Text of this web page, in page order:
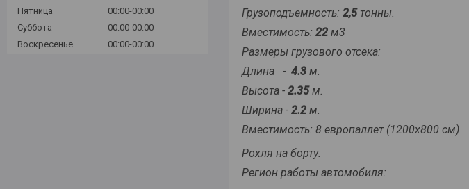
Грузоподъемность: 2,5тонны.
Вместимость: 22 м3
Размеры грузового отсека:
Длина - 4.3 м.
Высота - 2.35м.
Ширина - 2.2 м.
Вместимость: 8 европаллет (1200х800 см)
Рохля на борту.
Регион работы автомобиля:
Пятница
00:00-00:00
Суббота
00:00-00:00
Воскресенье
00:00-00:00